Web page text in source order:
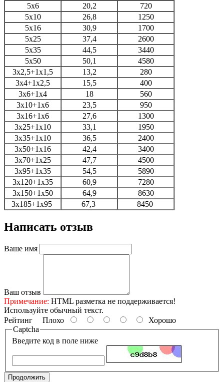
5х6
20,2
720
5х10
26,8
1250
5х16
30,9
1700
5х25
37,4
2600
5х35
44,5
3440
5х50
50,1
4580
3х2,5+1х1,5
13,2
280
3х4+1х2,5
15,5
400
3х6+1х4
18
560
3х10+1х6
23,5
950
3х16+1х6
27,6
1300
3х25+1х10
33,1
1950
3х35+1х10
36,5
2400
3х50+1х16
42,4
3400
3х70+1х25
47,7
4500
3х95+1х35
54,5
5890
3х120+1х35
60,9
7280
3х150+1х50
64,9
8630
3х185+1х95
67,3 8450
Написать отзыв
Ваше имя
Ваш отзыв
Примечание: HTML разметка не поддерживается!
Используйте обычный текст.
Рейтинг Плохо
Хорошо
Captcha
Введите код в поле ниже
Продолжить